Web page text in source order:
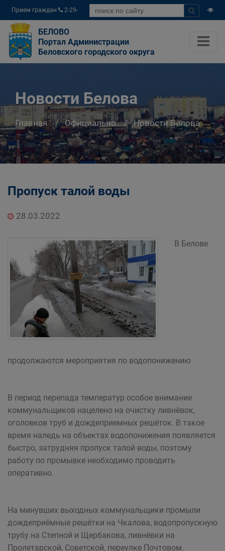
Прием граждан
2-29-
04
БЕЛОВО
Портал Администрации
Беловского городского округа
Новости Белова
Главная Официально Новости Белова
Пропуск талой воды
28.03.2022
В Белове
продолжаются мероприятия по водопонижению
В период перепада температур особое внимание
коммунальщиков нацелено на очистку ливнёвок,
оголовков труб и дождеприемных решёток. В такое
время наледь на объектах водопонижения появляется
быстро, затрудняя пропуск талой воды, поэтому
работу по промывке необходимо проводить
оперативно.
На минувших выходных коммунальщики промыли
дождеприёмные решётки на Чкалова, водопропускную
трубу на Степной и Щербакова, ливнёвки на
Пролетарской, Советской, переулке Почтовом.